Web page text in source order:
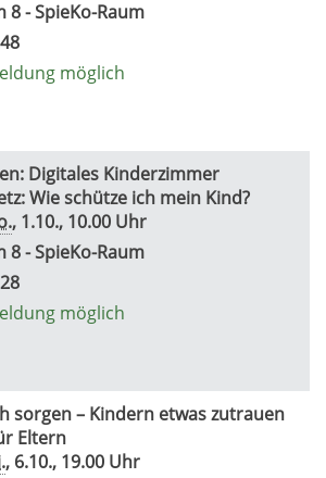
8 - SpieKo-Raum
möglich
Digitales Kinderzimmer
Wie schütze ich mein Kind?
, 1.10., 10.00 Uhr
8 - SpieKo-Raum
möglich
sorgen – Kindern etwas zutrauen
Eltern
, 6.10., 19.00 Uhr